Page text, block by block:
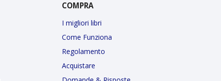
COMPRA
I migliori libri
Come Funziona
Regolamento
Acquistare